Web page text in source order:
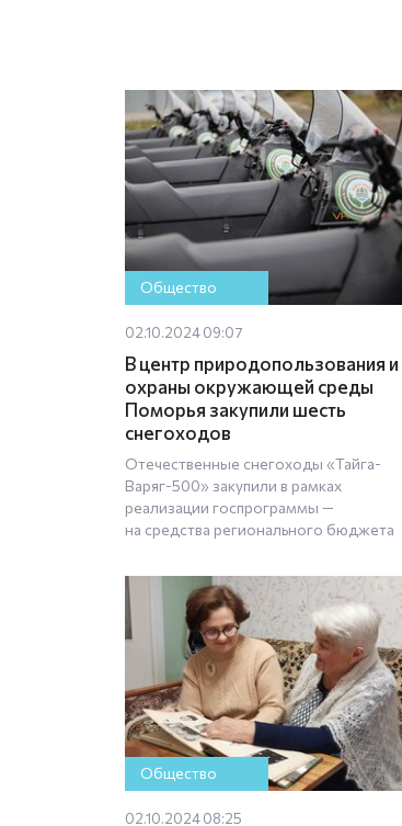
Общество
02.10.2024 09:07
В центр природопользования и
охраны окружающей среды
Поморья закупили шесть
снегоходов
Отечественные снегоходы «Тайга-
Варяг-500» закупили в рамках
реализации госпрограммы —
на средства регионального бюджета
Общество
02.10.2024 08:25